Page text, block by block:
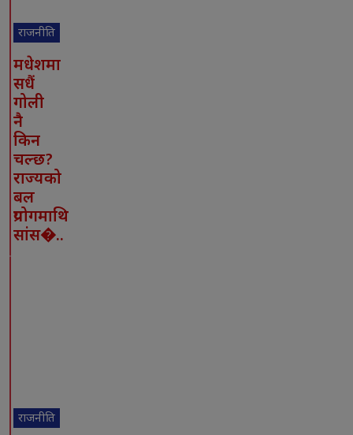
राजनीति
मधेशमा
सधैं
गोली
नै
किन
चल्छ?
राज्यको
बल
प्रयोगमाथि
सांस�..
राजनीति